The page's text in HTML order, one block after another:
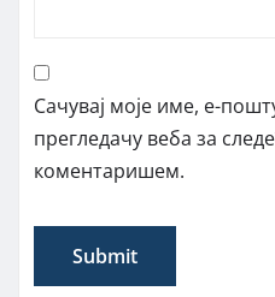
Сачувај моје име, е-
прегледачу веба за
коментаришем.